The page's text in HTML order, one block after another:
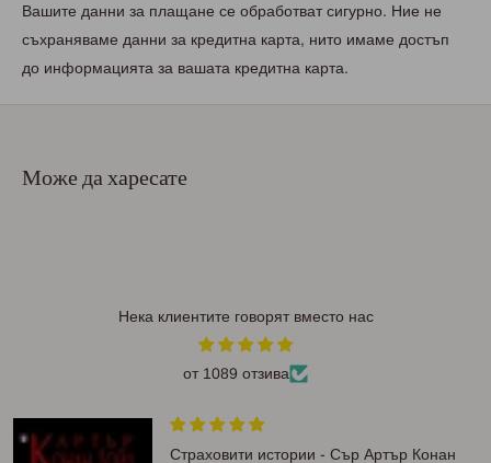
Вашите данни за плащане се обработват сигурно. Ние не
съхраняваме данни за кредитна карта, нито имаме достъп
до информацията за вашата кредитна карта.
Може да харесате
Нека клиентите говорят вместо нас
от 1089 отзива
Страховити истории - Сър Артър Конан